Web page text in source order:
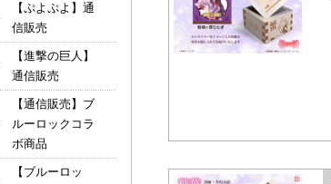
【ぷよぷよ】通
信販売
【進撃の巨人】
通信販売
【通信販売】ブ
ルーロックコラ
ボ商品
【ブルーロッ